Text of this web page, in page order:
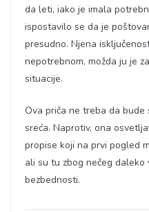
da leti, iako je imala
ispostavilo se da je
presudno. Njena
nepotrebnom, možda ju je
situacije.
Ova priča ne treba da
sreća. Naprotiv, ona
propise koji na prvi pogled
ali su tu zbog nečeg
bezbednosti.